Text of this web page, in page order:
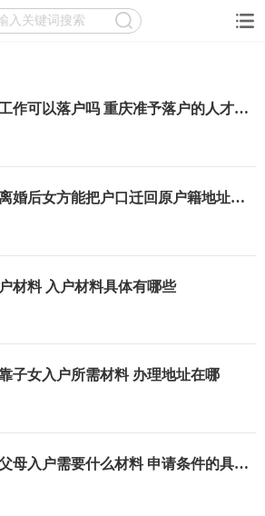
2023年留学后来重庆工作可以落户吗 重庆准予落户的人才界定标准
2023年重庆夫妻双方离婚后女方能把户口迁回原户籍地址吗？ ​重庆高层次人才落户条件
材料 入户材料具体有哪些
子女入户所需材料 办理地址在哪
2023年重庆子女投靠父母入户需要什么材料 申请条件的具体是什么